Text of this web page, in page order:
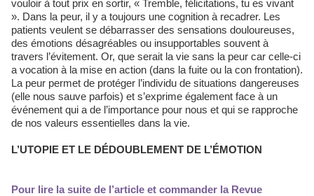
vouloir à tout prix en sortir, « Tremble, félicitations, tu es vivant
». Dans la peur, il y a toujours une cognition à recadrer. Les
patients veulent se débarrasser des sensations douloureuses,
des émotions désagréables ou insupportables souvent à
travers l’évitement. Or, que serait la vie sans la peur car celle-ci
a vocation à la mise en action (dans la fuite ou la con frontation).
La peur permet de protéger l’individu de situations dangereuses
(elle nous sauve parfois) et s’exprime également face à un
événement qui a de l’importance pour nous et qui se rapproche
de nos valeurs essentielles dans la vie.
L’UTOPIE ET LE DÉDOUBLEMENT DE L’ÉMOTION
Pour lire la suite de l’article et commander la Revue